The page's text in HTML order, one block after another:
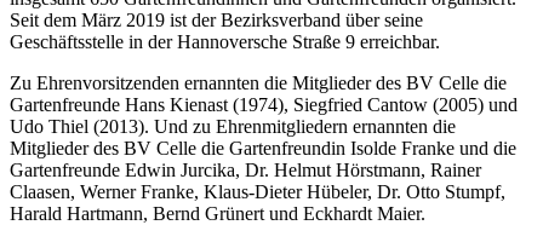
Seit dem März 2019 ist der Bezirksverband über seine
Geschäftsstelle in der Hannoversche Straße 9 erreichbar.
Zu Ehrenvorsitzenden ernannten die Mitglieder des BV Celle die
Gartenfreunde Hans Kienast (1974), Siegfried Cantow (2005) und
Udo Thiel (2013). Und zu Ehrenmitgliedern ernannten die
Mitglieder des BV Celle die Gartenfreundin Isolde Franke und die
Gartenfreunde Edwin Jurcika, Dr. Helmut Hörstmann, Rainer
Claasen, Werner Franke, Klaus-Dieter Hübeler, Dr. Otto Stumpf,
Harald Hartmann, Bernd Grünert und Eckhardt Maier.